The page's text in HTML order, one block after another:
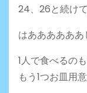
24、26と続け
はあああああ
1人で食べるの
もう1つお皿用